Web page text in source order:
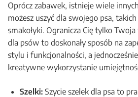
Oprócz zabawek, istnieje wiele
możesz uszyć dla swojego psa,
smakołyki. Ogranicza Cię tylko
dla psów to doskonały sposób na
stylu i funkcjonalności, a
kreatywne wykorzystanie
Szelki: Szycie szelek dla psa to